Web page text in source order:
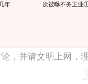
年
次被曝不务正业